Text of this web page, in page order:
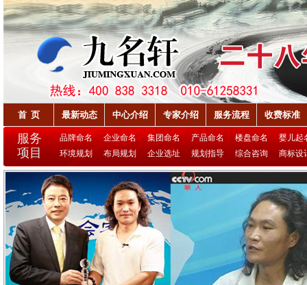
首 页 最新动态 中心介绍 专家介绍 服务流程 收费标准
服务
项目
品牌命名 企业命名 集团命名 产品命名 楼盘命名
婴儿起
环境规划
布局规划 企业选址 规划指导 综合咨询 商标设